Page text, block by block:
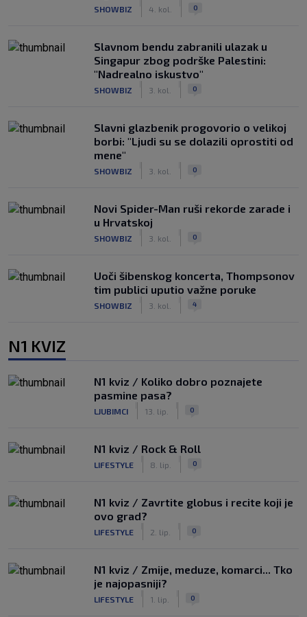
SHOWBIZ 4. kol. 0
Slavnom bendu zabranili ulazak u
Singapur zbog podrške Palestini:
"Nadrealno iskustvo"
SHOWBIZ 3. kol. 0
Slavni glazbenik progovorio o velikoj
borbi: "Ljudi su se dolazili oprostiti od
mene"
SHOWBIZ 3. kol. 0
Novi Spider-Man ruši rekorde zarade i
u Hrvatskoj
SHOWBIZ 3. kol. 0
Uoči šibenskog koncerta, Thompsonov
tim publici uputio važne poruke
SHOWBIZ 3. kol. 4
N1 KVIZ
N1 kviz / Koliko dobro poznajete
pasmine pasa?
LJUBIMCI 13. lip. 0
N1 kviz / Rock & Roll
LIFESTYLE 8. lip. 0
N1 kviz / Zavrtite globus i recite koji je
ovo grad?
LIFESTYLE 2. lip. 0
N1 kviz / Zmije, meduze, komarci... Tko
je najopasniji?
LIFESTYLE 1. lip. 0